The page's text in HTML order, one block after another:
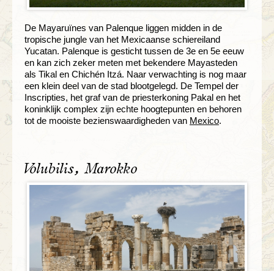
De Mayaruïnes van Palenque liggen midden in de
tropische jungle van het Mexicaanse schiereiland
Yucatan. Palenque is gesticht tussen de 3e en 5e eeuw
en kan zich zeker meten met bekendere Mayasteden
als Tikal en Chichén Itzá. Naar verwachting is nog maar
een klein deel van de stad blootgelegd. De Tempel der
Inscripties, het graf van de priesterkoning Pakal en het
koninklijk complex zijn echte hoogtepunten en behoren
tot de mooiste bezienswaardigheden van Mexico.
Volubilis, Marokko